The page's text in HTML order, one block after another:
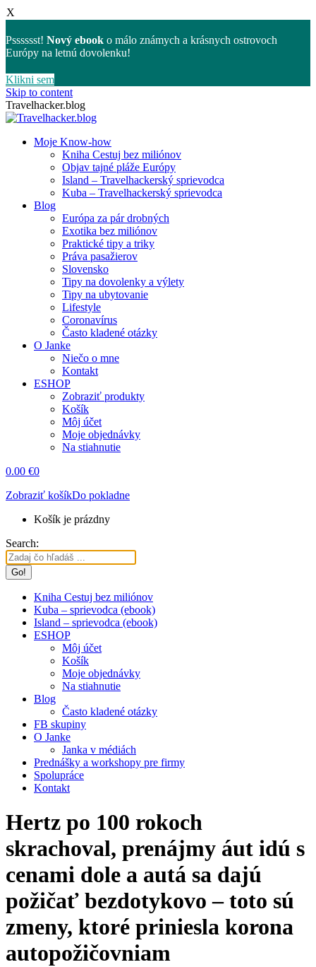
X
Psssssst! Nový ebook o málo známych a krásnych ostrovoch
Európy na letnú dovolenku!
Klikni sem
Skip to content
Travelhacker.blog
Moje Know-how
Kniha Cestuj bez miliónov
Objav tajné pláže Európy
Island – Travelhackerský sprievodca
Kuba – Travelhackerský sprievodca
Blog
Európa za pár drobných
Exotika bez miliónov
Praktické tipy a triky
Práva pasažierov
Slovensko
Tipy na dovolenky a výlety
Tipy na ubytovanie
Lifestyle
Coronavírus
Často kladené otázky
O Janke
Niečo o mne
Kontakt
ESHOP
Zobraziť produkty
Košík
Môj účet
Moje objednávky
Na stiahnutie
0.00 €0
Zobraziť košíkDo pokladne
Košík je prázdny
Search:
Kniha Cestuj bez miliónov
Kuba – sprievodca (ebook)
Island – sprievodca (ebook)
ESHOP
Môj účet
Košík
Moje objednávky
Na stiahnutie
Blog
Často kladené otázky
FB skupiny
O Janke
Janka v médiách
Prednášky a workshopy pre firmy
Spolupráce
Kontakt
Hertz po 100 rokoch
skrachoval, prenájmy áut idú s
cenami dole a autá sa dajú
požičať bezdotykovo – toto sú
zmeny, ktoré priniesla korona
autopožičovniam